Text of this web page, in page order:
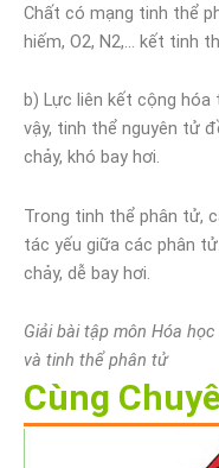
Chất có mạng tinh thể
hiếm, O2, N2,… kết tinh
b) Lực liên kết cộng
vậy, tinh thể nguyên tử
chảy, khó bay hơi.
Trong tinh thể phân tử,
tác yếu giữa các phân
chảy, dễ bay hơi.
Giải bài tập môn Hóa
và tinh thể phân tử
Cùng